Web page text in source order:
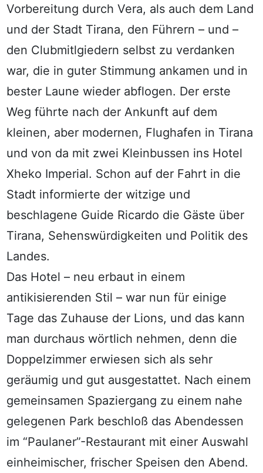
Vorbereitung durch Vera, als auch dem Land
und der Stadt Tirana, den Führern – und –
den Clubmitlgiedern selbst zu verdanken
war, die in guter Stimmung ankamen und in
bester Laune wieder abflogen. Der erste
Weg führte nach der Ankunft auf dem
kleinen, aber modernen, Flughafen in Tirana
und von da mit zwei Kleinbussen ins Hotel
Xheko Imperial. Schon auf der Fahrt in die
Stadt informierte der witzige und
beschlagene Guide Ricardo die Gäste über
Tirana, Sehenswürdigkeiten und Politik des
Landes.
Das Hotel – neu erbaut in einem
antikisierenden Stil – war nun für einige
Tage das Zuhause der Lions, und das kann
man durchaus wörtlich nehmen, denn die
Doppelzimmer erwiesen sich als sehr
geräumig und gut ausgestattet. Nach einem
gemeinsamen Spaziergang zu einem nahe
gelegenen Park beschloß das Abendessen
im “Paulaner”-Restaurant mit einer Auswahl
einheimischer, frischer Speisen den Abend.